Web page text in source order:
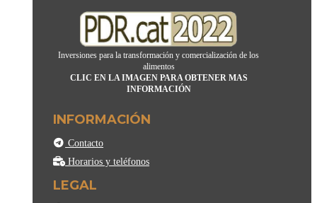
Inversiones para la transformación y comercialización de los
alimentos
CLIC EN LA IMAGEN PARA OBTENER MAS
INFORMACIÓN
INFORMACIÓN
Contacto
Horarios y teléfonos
LEGAL